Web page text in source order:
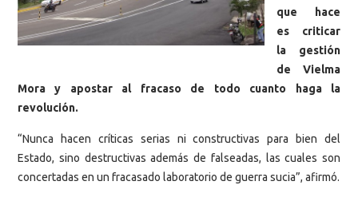
que hace
es criticar
la gestión
de Vielma
Mora y apostar al fracaso de todo cuanto haga la
revolución.
“Nunca hacen críticas serias ni constructivas para bien del
Estado, sino destructivas además de falseadas, las cuales son
concertadas en un fracasado laboratorio de guerra sucia”, afirmó.